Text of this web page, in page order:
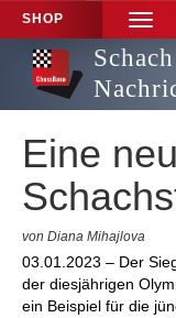
SHOP
TOGGLE
Schach
Eine
von Diana Mihajlova
03.01.2023 – Der
der diesjährigen
ein Beispiel für die